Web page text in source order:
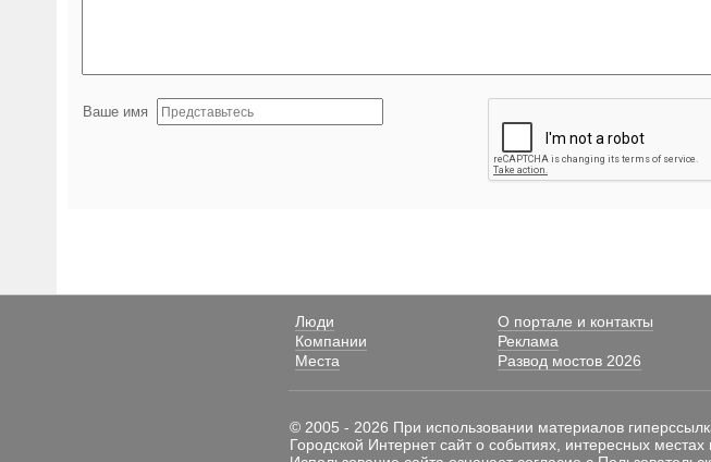
Ваше имя
Люди
О портале и контакты
Компании
Реклама
Места
Развод мостов 2026
© 2005 - 2026 При использовании материалов
Городской Интернет сайт о событиях, интересных местах